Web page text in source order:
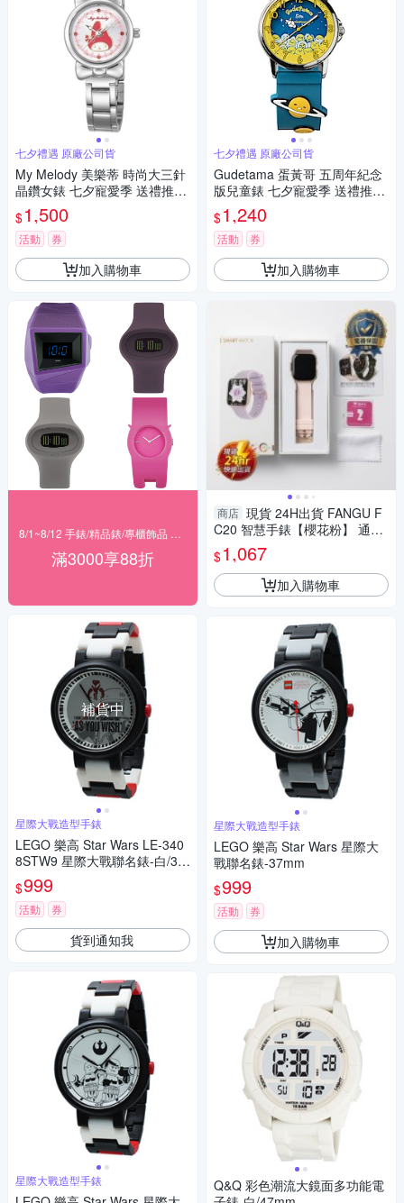
七夕禮遇 原廠公司貨
My Melody 美樂蒂 時尚大三針
晶鑽女錶 七夕寵愛季 送禮推
薦-銀/27mm LK697LWCI-R
$1,500
活動 券
加入購物車
滿3000享88折
補貨中
星際大戰造型手錶
LEGO 樂高 Star Wars LE-340
8STW9 星際大戰聯名錶-白/37
mm
$999
活動 券
貨到通知我
星際大戰造型手錶
七夕禮遇 原廠公司貨
Gudetama 蛋黃哥 五周年紀念
版兒童錶 七夕寵愛季 送禮推
薦-32mm
$1,240
活動 券
加入購物車
商店 現貨 24H出貨 FANGU F
C20 智慧手錶【櫻花粉】 通話
運動 健康 防水 音樂控制 心率
生日禮物 交換禮物
$1,067
加入購物車
星際大戰造型手錶
LEGO 樂高 Star Wars 星際大
戰聯名錶-37mm
$999
活動 券
加入購物車
Q&Q 彩色潮流大鏡面多功能電